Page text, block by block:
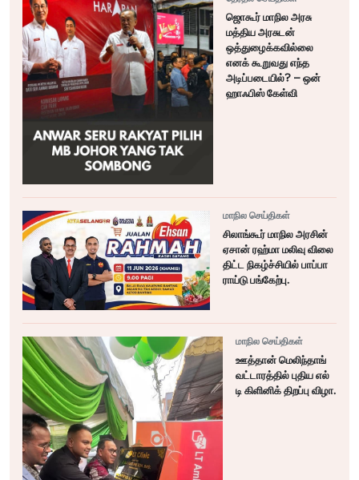
ஜொகூர் மாநில அரசு
மத்திய அரசுடன்
ஒத்துழைக்கவில்லை
எனக் கூறுவது எந்த
அடிப்படையில்? – ஒன்
ஹாஃபிஸ் கேள்வி
மாநில செய்திகள்
சிலாங்கூர் மாநில அரசின்
ஏசான் ரஹ்மா மலிவு விலை
திட்ட நிகழ்ச்சியில் பாப்பா
ராய்டு பங்கேற்பு.
மாநில செய்திகள்
ஊத்தான் மெலிந்தாங்
வட்டாரத்தில் புதிய எல்
டி கிளினிக் திறப்பு விழா.